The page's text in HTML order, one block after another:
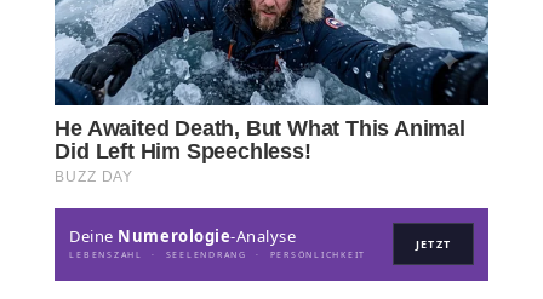
Deine Numerologie-Analyse
LEBENSZAHL · SEELENDRANG · PERSÖNLICHKEIT
JETZT